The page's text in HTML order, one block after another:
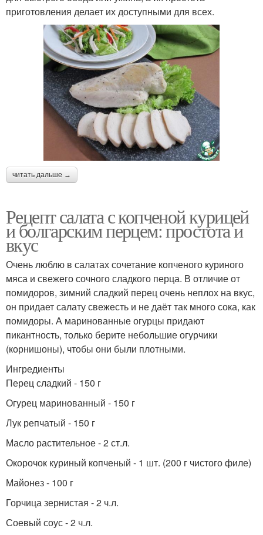
приготовления делает их доступными для всех.
читать дальше →
Рецепт салата с копченой курицей
и болгарским перцем: простота и
вкус
Очень люблю в салатах сочетание копченого куриного
мяса и свежего сочного сладкого перца. В отличие от
помидоров, зимний сладкий перец очень неплох на вкус,
он придает салату свежесть и не даёт так много сока, как
помидоры. А маринованные огурцы придают
пикантность, только берите небольшие огурчики
(корнишоны), чтобы они были плотными.
Ингредиенты
Перец сладкий - 150 г
Огурец маринованный - 150 г
Лук репчатый - 150 г
Масло растительное - 2 ст.л.
Окорочок куриный копченый - 1 шт. (200 г чистого филе)
Майонез - 100 г
Горчица зернистая - 2 ч.л.
Соевый соус - 2 ч.л.